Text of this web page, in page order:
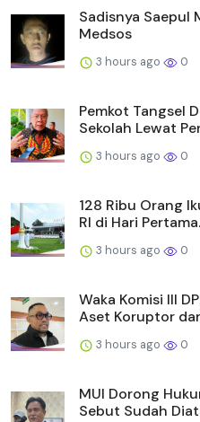
Sadisnya Saepul
Medsos
3 hours ago 0
Pemkot Tangsel
Sekolah Lewat
3 hours ago 0
128 Ribu Orang
RI di Hari
3 hours ago 0
Waka Komisi III
Aset Koruptor
3 hours ago 0
MUI Dorong
Sebut Sudah